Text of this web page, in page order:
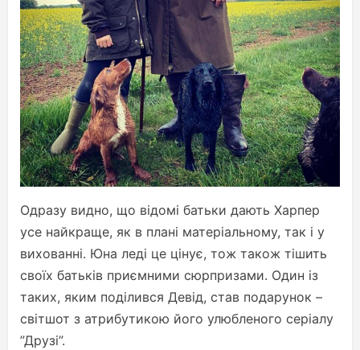
Одразу видно, що відомі батьки дають Харпер
усе найкраще, як в плані матеріальному, так і у
вихованні. Юна леді це цінує, тож також тішить
своїх батьків приємними сюрпризами. Один із
таких, яким поділився Девід, став подарунок –
світшот з атрибутикою його улюбленого серіалу
”Друзі”.